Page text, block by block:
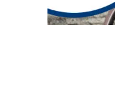
buttons
arrow